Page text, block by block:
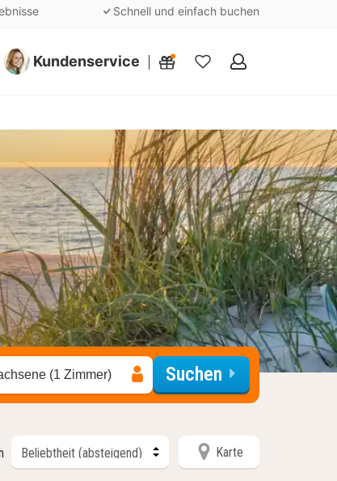
Schnell und einfach buchen
Kundenservice
Meine
(1 Zimmer) Suchen
Karte